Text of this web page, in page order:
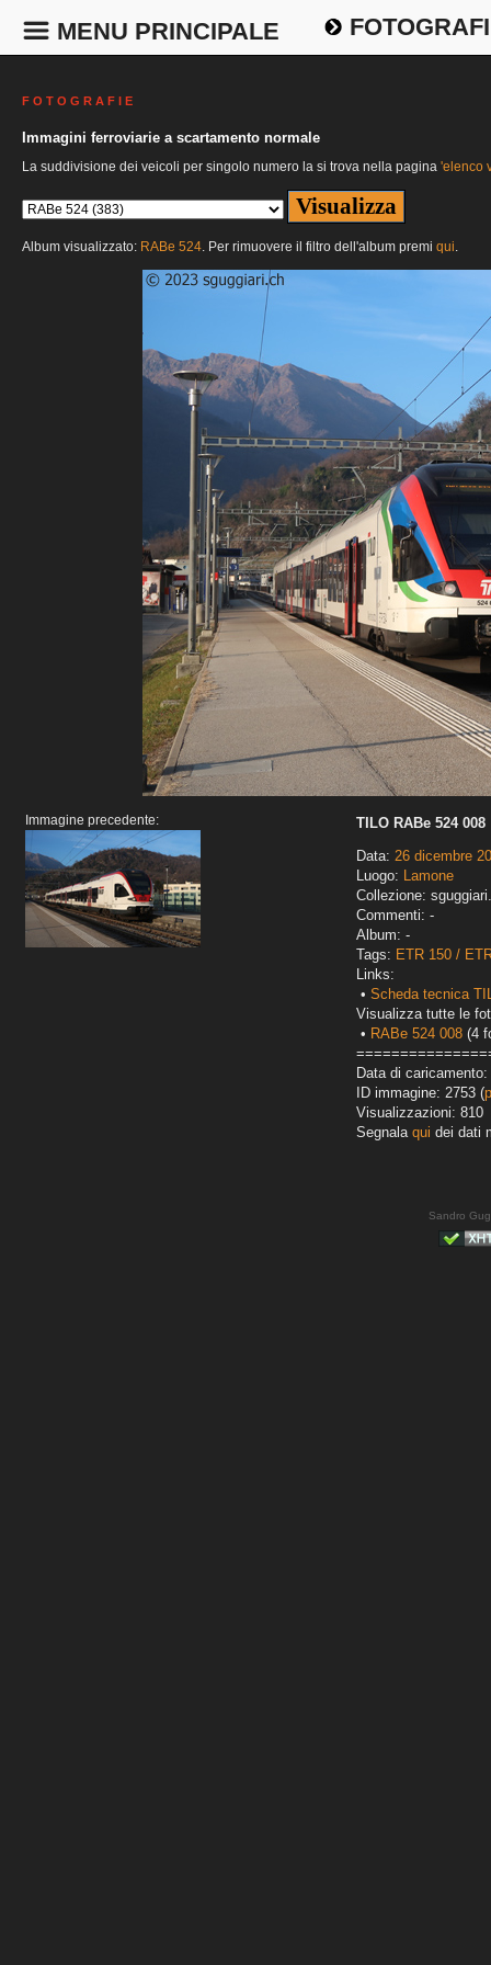
MENU PRINCIPALE
F O T O G R A F I E
Immagini ferroviarie a scartamento normale
La suddivisione dei veicoli per singolo numero la si trova nella pagina 'elenco
Album visualizzato: RABe 524. Per rimuovere il filtro dell'album premi qui.
Immagine precedente:
TILO RABe 524 008
Data: 26 dicembre
Luogo: Lamone
Collezione:
Commenti: -
Album: -
Tags: ETR 150 /
Links:
• Scheda tecnica
Visualizza tutte le
• RABe 524 008 (4
Data di
ID immagine: 2753 (
Visualizzazioni: 810
Segnala qui dei dati
Sandro